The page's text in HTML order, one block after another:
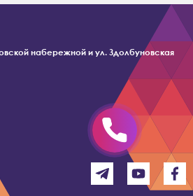
набережной и ул. Здолбуновская